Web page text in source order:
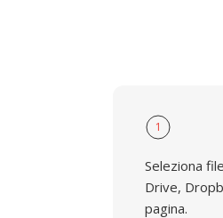
1
Seleziona
Drive,
pagina.